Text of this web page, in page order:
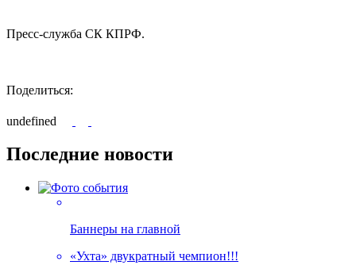
Пресс-служба СК КПРФ.
Поделиться:
undefined
Последние новости
Баннеры на главной
«Ухта» двукратный чемпион!!!